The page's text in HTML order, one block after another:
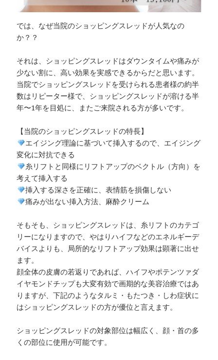
では、なぜ当院のショッピングスレッドが人気なの
か？？
それは、ショッピングスレッドはダウンタイムや痛みが
少ない割に、高い効果を実感できるからだと思います。
当院でショッピングスレッドを受けられる患者様の約半
数はリピーター様で、ショッピングスレッドが溶ける半
年〜1年を目処に、またご来院される方が多いです。
【当院のショッピングスレッドの特長】
エイジング理論に基づいて挿入するので、エイジング
変化に対抗できる
糸リフトと同様にリフトアップのベクトル（方向）を
考えて挿入する
挿入する深さを正確に、表情筋を損傷しない
痛みが出ない挿入方法、麻酔クリーム
そもそも、ショッピングスレッドは、糸リフトのカテゴ
リーになりますので、やはりハイフなどのエネルギーデ
バイスよりも、局所的なリフトアップ効果は顕著に出せ
ます。
顔全体の皮膚の若返りであれば、ハイフやポテンツァダ
イヤモンドチップも大変有効で画期的な美容治療ではあ
りますが、下記のようなタルミ・もたつき・しわ症状に
はショッピングスレッドの方が優位と言えます。
ショッピングスレッドの対象部位は幅広く、顔・首の多
くの部位に使用が可能です。